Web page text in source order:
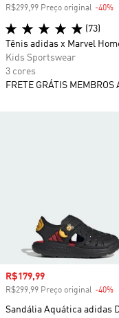
Preço com desconto
R$179,99
R$299,99 Preço original -40%
Sandália Aquática adidas
R$299,99 Preço original -40%
(73)
Tênis adidas x Marvel
Kids Sportswear
3 cores
FRETE GRÁTIS MEMBROS